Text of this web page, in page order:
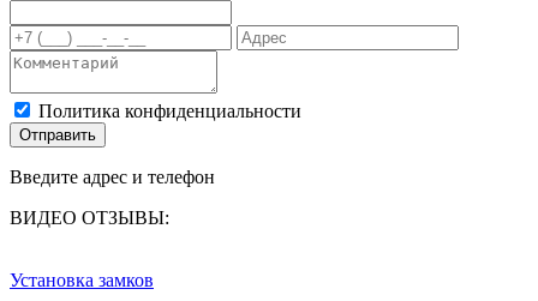
Политика конфиденциальности
Отправить
Введите адрес и телефон
ВИДЕО ОТЗЫВЫ:
Установка замков